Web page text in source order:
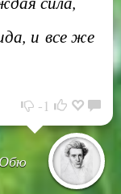
и все же
-1
Обю